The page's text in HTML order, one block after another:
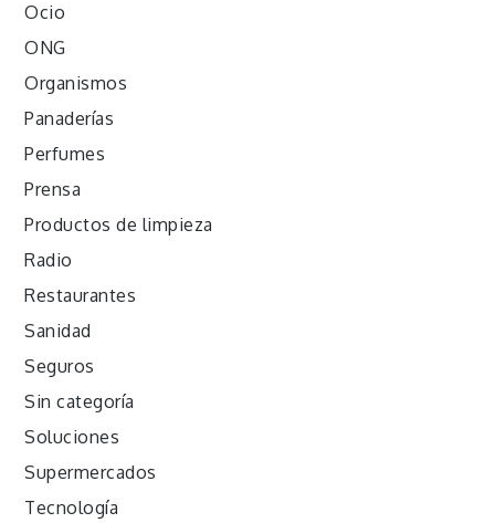
Ocio
ONG
Organismos
Panaderías
Perfumes
Prensa
Productos de limpieza
Radio
Restaurantes
Sanidad
Seguros
Sin categoría
Soluciones
Supermercados
Tecnología